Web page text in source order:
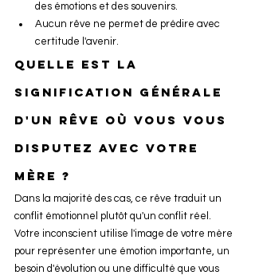
des émotions et des souvenirs.
Aucun rêve ne permet de prédire avec
certitude l'avenir.
Quelle est la
signification générale
d'un rêve où vous vous
disputez avec votre
mère ?
Dans la majorité des cas, ce rêve traduit un
conflit émotionnel plutôt qu'un conflit réel.
Votre inconscient utilise l'image de votre mère
pour représenter une émotion importante, un
besoin d'évolution ou une difficulté que vous